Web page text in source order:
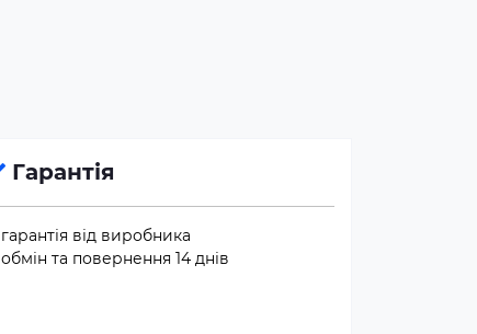
Гарантія
гарантія від виробника
обмін та повернення 14 днів